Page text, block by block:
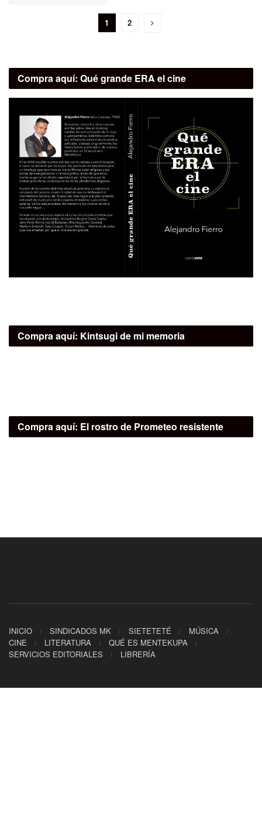
1 2
Compra aquí: Qué grande ERA el cine
Compra aquí: Kintsugi de mi memoria
Compra aquí: El rostro de Prometeo resistente
INICIO SINDICADOS MK SIETETETÉ
MÚSICA
CINE
LITERATURA
QUÉ ES MENTEKUPA
SERVICIOS EDITORIALES
LIBRERÍA